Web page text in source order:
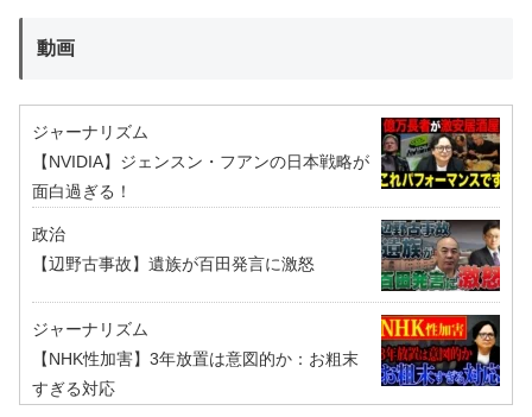
動画
ジャーナリズム
【NVIDIA】ジェンスン・フアンの日本戦略が
面白過ぎる！
政治
【辺野古事故】遺族が百田発言に激怒
ジャーナリズム
【NHK性加害】3年放置は意図的か：お粗末
すぎる対応